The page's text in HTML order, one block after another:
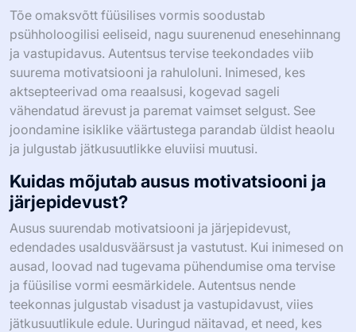
Tõe omaksvõtt füüsilises vormis soodustab
psühholoogilisi eeliseid, nagu suurenenud enesehinnang
ja vastupidavus. Autentsus tervise teekondades viib
suurema motivatsiooni ja rahuloluni. Inimesed, kes
aktsepteerivad oma reaalsusi, kogevad sageli
vähendatud ärevust ja paremat vaimset selgust. See
joondamine isiklike väärtustega parandab üldist heaolu
ja julgustab jätkusuutlikke eluviisi muutusi.
Kuidas mõjutab ausus motivatsiooni ja
järjepidevust?
Ausus suurendab motivatsiooni ja järjepidevust,
edendades usaldusväärsust ja vastutust. Kui inimesed on
ausad, loovad nad tugevama pühendumise oma tervise
ja füüsilise vormi eesmärkidele. Autentsus nende
teekonnas julgustab visadust ja vastupidavust, viies
jätkusuutlikule edule. Uuringud näitavad, et need, kes